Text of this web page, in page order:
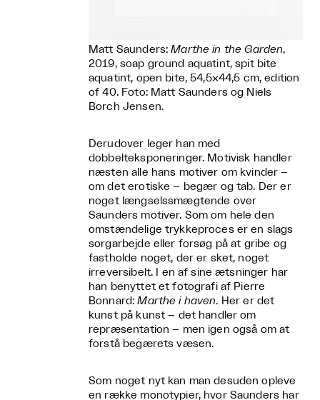
Matt Saunders:Marthe in the Garden,
2019, soap ground aquatint, spit bite
aquatint, open bite, 54,5×44,5 cm, edition
of 40. Foto: Matt Saunders og Niels
Borch Jensen.
Derudover leger han med
dobbelteksponeringer. Motivisk handler
næsten alle hans motiver om kvinder –
om det erotiske – begær og tab. Der er
noget længselssmægtende over
Saunders motiver. Som om hele den
omstændelige trykkeproces er en slags
sorgarbejde eller forsøg på at gribe og
fastholde noget, der er sket, noget
irreversibelt. I en af sine ætsninger har
han benyttet et fotografi af Pierre
Bonnard:Marthe i haven. Her er det
kunst på kunst – det handler om
repræsentation – men igen også om at
forstå begærets væsen.
Som noget nyt kan man desuden opleve
en række monotypier, hvor Saunders har